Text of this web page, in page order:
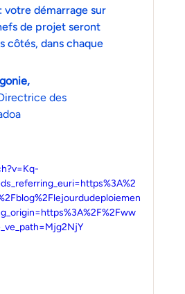
votre démarrage sur
de projet seront
côtés, dans chaque
des